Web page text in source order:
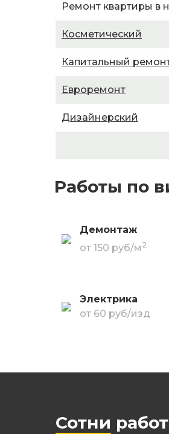
Ремонт квартиры в
Косметический
Капитальный
Евроремонт
Дизайнерский
Работы по
Демонтаж
от 150 руб/м2
Электрика
от 60 руб/изд
Сотни